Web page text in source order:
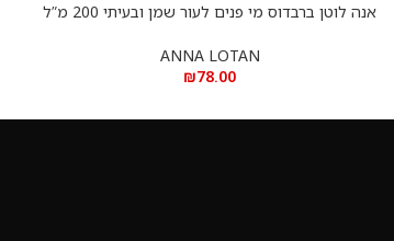
הוספה לסל
אנה לוטן ברבדוס מי פנים לעור שמן ובעיתי 200 מ”ל
ANNA LOTAN
₪78.00